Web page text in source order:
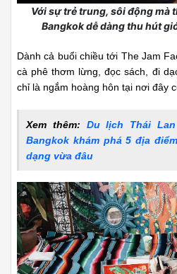
Với sự trẻ trung, sôi động mà
Bangkok dễ dàng thu hút
Dành cả buổi chiều tới The Jam
cà phê thơm lừng, đọc sách, đi
chỉ là ngắm hoàng hôn tại nơi đây
Xem thêm: Du lịch Thái
Bangkok khám phá 5 địa
dạng vừa đâu